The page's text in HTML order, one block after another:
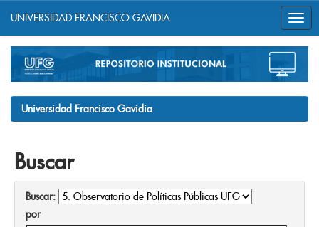
navigation
UNIVERSIDAD FRANCISCO GAVIDIA
Universidad Francisco Gavidia
Buscar
Buscar:
por